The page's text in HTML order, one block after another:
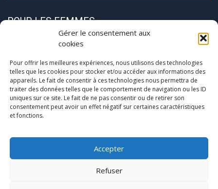
Gérer le consentement aux
cookies
Pour offrir les meilleures expériences, nous utilisons des technologies
telles que les cookies pour stocker et/ou accéder aux informations des
appareils. Le fait de consentir à ces technologies nous permettra de
traiter des données telles que le comportement de navigation ou les ID
uniques sur ce site. Le fait de ne pas consentir ou de retirer son
consentement peut avoir un effet négatif sur certaines caractéristiques
et fonctions.
Accepter
Refuser
POUR LES FEMMES
CycloPause
Pour les femmes concernées par la